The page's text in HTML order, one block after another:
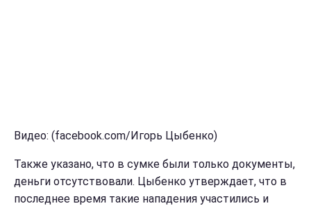
Видео: (facebook.com/Игорь Цыбенко)
Также указано, что в сумке были только документы,
деньги отсутствовали. Цыбенко утверждает, что в
последнее время такие нападения участились и